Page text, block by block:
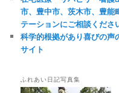
市、豊中市、茨木市、豊能
テーションにご相談くださ
科学的根拠があり喜びの声
サイト
ふれあい日記写真集